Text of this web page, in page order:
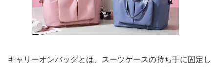
キャリーオンバッグとは、スーツケースの持ち手に固定し